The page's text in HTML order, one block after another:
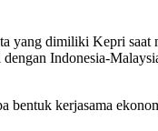
dimiliki Kepri
Indonesia-
kerjasama